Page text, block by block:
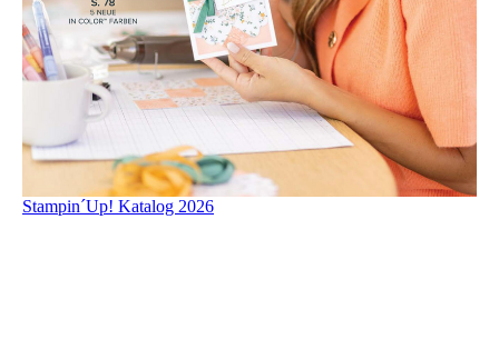
Stampin´Up! Katalog 2026